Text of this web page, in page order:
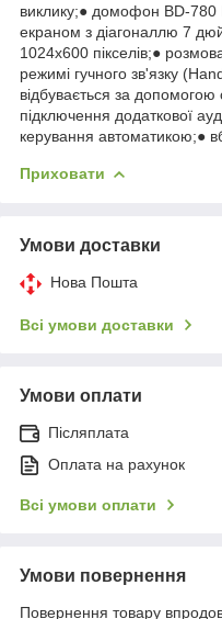
виклику;● домофон BD-
екраном з діагоналлю 7
1024х600 пікселів;●
режимі гучного зв'язку
відбувається за
підключення додаткової
керування автоматикою;●
Приховати
Умови доставки
Нова Пошта
Всі умови доставки
Умови оплати
Післяплата
Оплата на рахунок
Всі умови оплати
Умови повернення
Повернення товару